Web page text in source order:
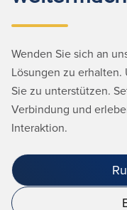
Wenden Sie sich an
Lösungen zu erhalten.
Sie zu unterstützen.
Verbindung und
Interaktion.